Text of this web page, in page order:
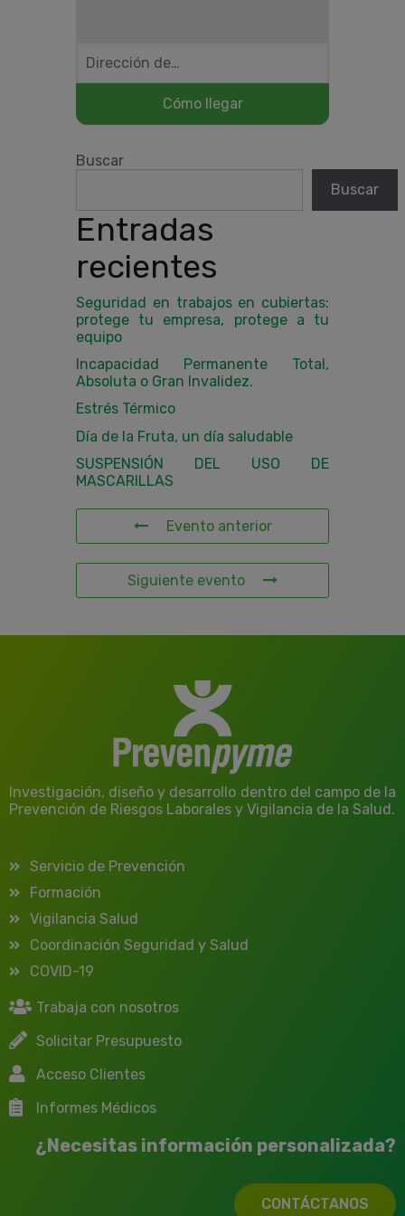
Buscar
Buscar
Entradas
recientes
Seguridad en trabajos en cubiertas:
protege tu empresa, protege a tu
equipo
Incapacidad Permanente Total,
Absoluta o Gran Invalidez.
Estrés Térmico
Día de la Fruta, un día saludable
SUSPENSIÓN DEL USO DE
MASCARILLAS
Evento anterior
Siguiente evento
Investigación, diseño y desarrollo dentro del campo de la
Prevención de Riesgos Laborales y Vigilancia de la Salud.
Servicio de Prevención
Formación
Vigilancia Salud
Coordinación Seguridad y Salud
COVID-19
Trabaja con nosotros
Solicitar Presupuesto
Acceso Clientes
Informes Médicos
¿Necesitas información personalizada?
CONTÁCTANOS